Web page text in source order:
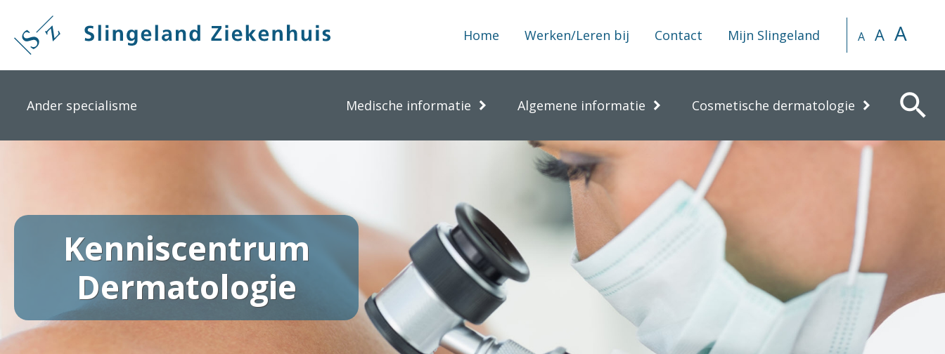
naar
Home Werken/Leren bij Contact Mijn Slingeland A A A
Ander specialisme Medische informatie Algemene informatie Cosmetische dermatologie search
Kenniscentrum
Dermatologie